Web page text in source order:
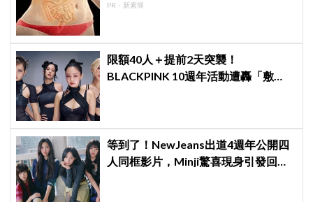
PR・新素簡
限額40人＋提前2天突襲！
BLACKPINK 10週年活動遭轟「敷
等到了！NewJeans出道4週年公開四
人同框影片，Minji驚喜現身引發回歸